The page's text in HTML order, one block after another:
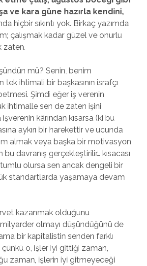
ve kara güne hazırla kendini,
hiçbir sıkıntı yok. Birkaç yazımda
çalışmak kadar güzel ve onurlu
zaten.
mü? Senin, benim
ihtimali bir başkasının israfçı
Şimdi eğer iş verenin
ihtimalle sen de zaten işini
kârından kısarsa (ki bu
aykırı bir harekettir ve ucunda
almak veya başka bir motivasyon
davranış gerçekleştirilir… kısacası
olursa sen ancak dengeli bir
standartlarda yaşamaya devam
kazanmak olduğunu
olmayı düşündüğünü de
bir kapitalistin senden farklı
o, işler iyi gittiği zaman,
zaman, işlerin iyi gitmeyeceği